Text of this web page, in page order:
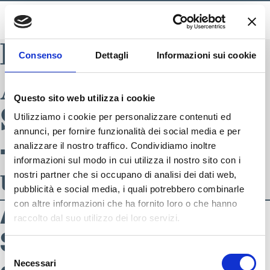
Consenso Dettagli Informazioni sui cookie
Questo sito web utilizza i cookie
Utilizziamo i cookie per personalizzare contenuti ed
annunci, per fornire funzionalità dei social media e per
analizzare il nostro traffico. Condividiamo inoltre
informazioni sul modo in cui utilizza il nostro sito con i
nostri partner che si occupano di analisi dei dati web,
pubblicità e social media, i quali potrebbero combinarle
con altre informazioni che ha fornito loro o che hanno
raccolto dal suo utilizzo dei loro servizi.
Selezione
delNecessari
BLADE INDEX
AI-2021
S4091369_001
– accessori
unisex
AI-2021
S4091369_001 –